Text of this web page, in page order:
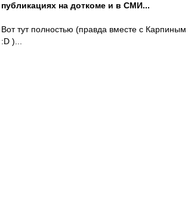
публикациях на доткоме и в СМИ...
Вот тут полностью (правда вместе с Карпиным
:D )...